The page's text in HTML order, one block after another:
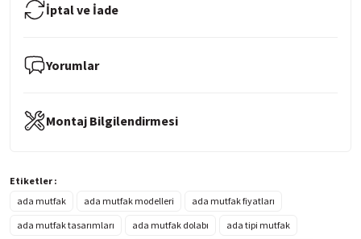
İptal ve İade
Yorumlar
Montaj Bilgilendirmesi
Etiketler :
ada mutfak
ada mutfak modelleri
ada mutfak fiyatları
ada mutfak tasarımları
ada mutfak dolabı
ada tipi mutfak